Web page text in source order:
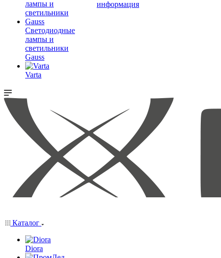
Светодиодные
лампы и
светильники
Gauss
Varta
информация
Каталог
Diora